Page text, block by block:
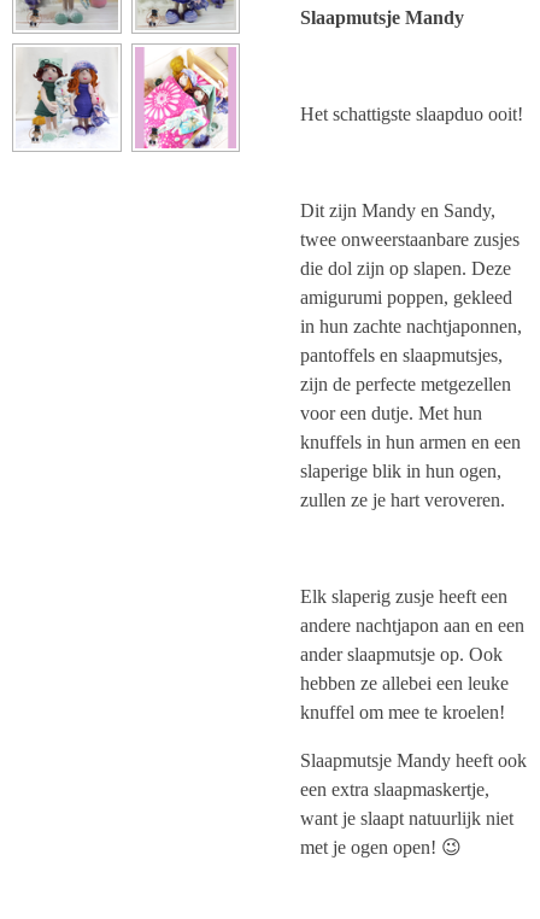
Slaapmutsje Mandy
Het schattigste slaapduo ooit!
Dit zijn Mandy en Sandy,
twee onweerstaanbare zusjes
die dol zijn op slapen. Deze
amigurumi poppen, gekleed
in hun zachte nachtjaponnen,
pantoffels en slaapmutsjes,
zijn de perfecte metgezellen
voor een dutje. Met hun
knuffels in hun armen en een
slaperige blik in hun ogen,
zullen ze je hart veroveren.
Elk slaperig zusje heeft een
andere nachtjapon aan en een
ander slaapmutsje op. Ook
hebben ze allebei een leuke
knuffel om mee te kroelen!
Slaapmutsje Mandy heeft ook
een extra slaapmaskertje,
want je slaapt natuurlijk niet
met je ogen open! 😉